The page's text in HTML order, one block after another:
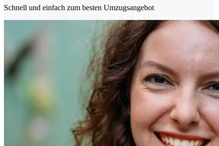
Schnell und einfach zum besten Umzugsangebot